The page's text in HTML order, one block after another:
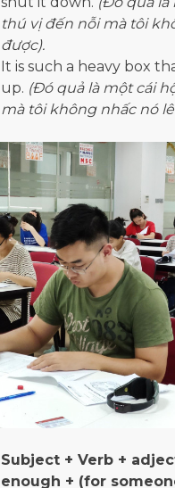
thú vị đến nỗi mà tôi
được).
It is such a heavy box
up. (Đó quả là một cái
mà tôi không nhấc nó
Subject + Verb +
enough + (for